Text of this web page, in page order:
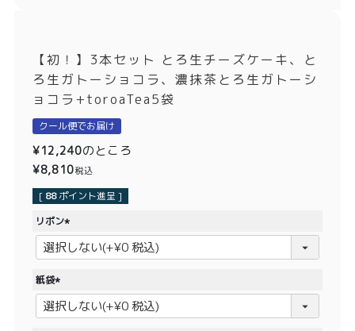
TOP
商品
メンバー特典
ご利用ガイド
プライバシーポリシー
【初！】3本セット とろ生チーズケーキ、と
ろ生ガトーショコラ、濃抹茶とろ生ガトーシ
ョコラ+toroaTea5袋
クール便でお届け
¥12,240のところ
¥8,810税込
[ 88 ポイント進呈 ]
リボン
(
必
紙袋
(
必